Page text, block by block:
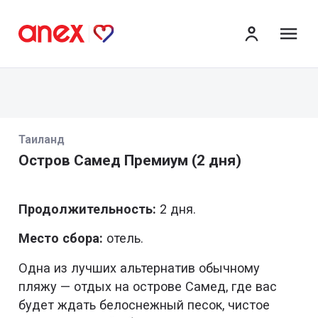
Таиланд
Остров Самед Премиум (2 дня)
Продолжительность: 2 дня.
Место сбора: отель.
Одна из лучших альтернатив обычному
пляжу — отдых на острове Самед, где вас
будет ждать белоснежный песок, чистое